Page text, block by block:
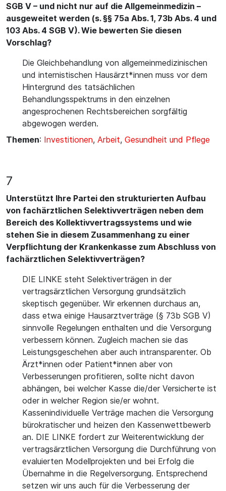
SGB V – und nicht nur auf die Allgemeinmedizin –
ausgeweitet werden (s. §§ 75a Abs. 1, 73b Abs. 4 und
103 Abs. 4 SGB V). Wie bewerten Sie diesen
Vorschlag?
Die Gleichbehandlung von allgemeinmedizinischen
und internistischen Hausärzt*innen muss vor dem
Hintergrund des tatsächlichen
Behandlungsspektrums in den einzelnen
angesprochenen Rechtsbereichen sorgfältig
abgewogen werden.
Themen: Investitionen, Arbeit, Gesundheit und Pflege
7
Unterstützt Ihre Partei den strukturierten Aufbau
von fachärztlichen Selektivverträgen neben dem
Bereich des Kollektivvertragssystems und wie
stehen Sie in diesem Zusammenhang zu einer
Verpflichtung der Krankenkasse zum Abschluss von
fachärztlichen Selektivverträgen?
DIE LINKE steht Selektiverträgen in der
vertragsärztlichen Versorgung grundsätzlich
skeptisch gegenüber. Wir erkennen durchaus an,
dass etwa einige Hausarztverträge (§ 73b SGB V)
sinnvolle Regelungen enthalten und die Versorgung
verbessern können. Zugleich machen sie das
Leistungsgeschehen aber auch intransparenter. Ob
Ärzt*innen oder Patient*innen aber von
Verbesserungen profitieren, sollte nicht davon
abhängen, bei welcher Kasse die/der Versicherte ist
oder in welcher Region sie/er wohnt.
Kassenindividuelle Verträge machen die Versorgung
bürokratischer und heizen den Kassenwettbewerb
an. DIE LINKE fordert zur Weiterentwicklung der
vertragsärztlichen Versorgung die Durchführung von
evaluierten Modellprojekten und bei Erfolg die
Übernahme in die Regelversorgung. Entsprechend
setzen wir uns auch für die Verbesserung der